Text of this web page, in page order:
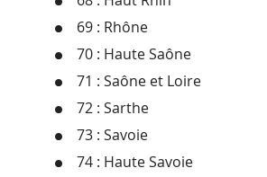
69 : Rhône
70 : Haute Saône
71 : Saône et Loire
72 : Sarthe
73 : Savoie
74 : Haute Savoie